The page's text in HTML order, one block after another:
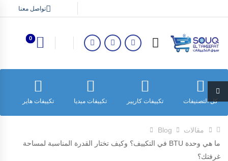
تواصل معنا
0
كل التصنيفات تكييفات كاريير تكييفات ميديا تكييفات هاير
مقالات
Blog
ما هي وحدة BTU في التكييف؟ وكيف تختار القدرة المناسبة لمساحة
غرفتك؟